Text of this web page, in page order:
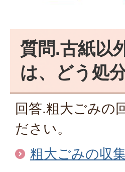
質問.古紙以
は、どう処
回答.粗大ごみの
ださい。
粗大ごみの収